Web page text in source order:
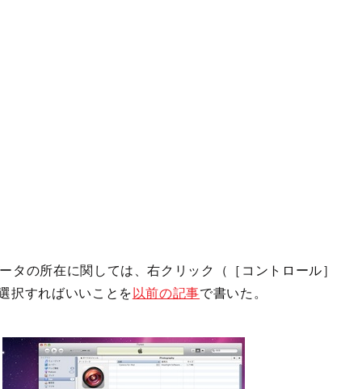
タの所在に関しては、右クリック（［コントロール］
択すればいいことを 以前の記事で書いた。